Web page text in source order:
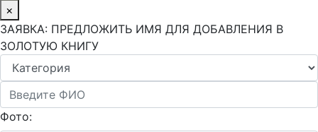
×
ЗАЯВКА: ПРЕДЛОЖИТЬ ИМЯ ДЛЯ ДОБАВЛЕНИЯ В
ЗОЛОТУЮ КНИГУ
Фото: